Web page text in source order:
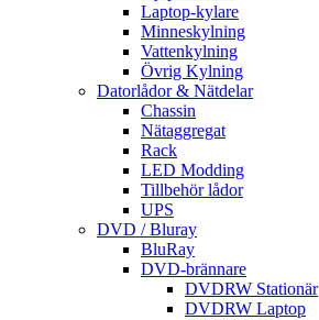
Laptop-kylare
Minneskylning
Vattenkylning
Övrig Kylning
Datorlådor & Nätdelar
Chassin
Nätaggregat
Rack
LED Modding
Tillbehör lådor
UPS
DVD / Bluray
BluRay
DVD-brännare
DVDRW Stationär
DVDRW Laptop